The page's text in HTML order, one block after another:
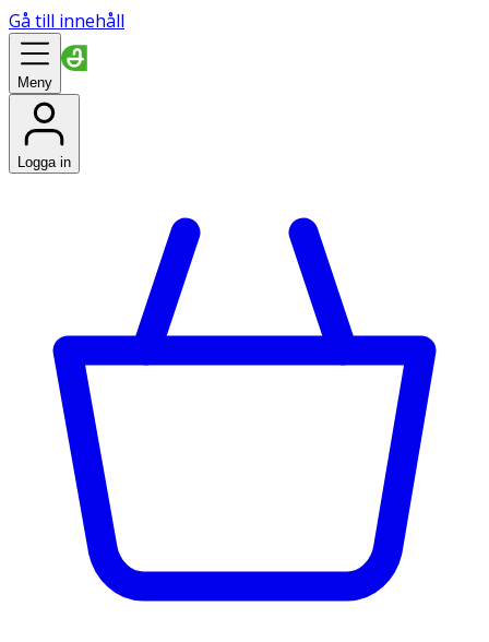
Gå till innehåll
Meny
Logga in